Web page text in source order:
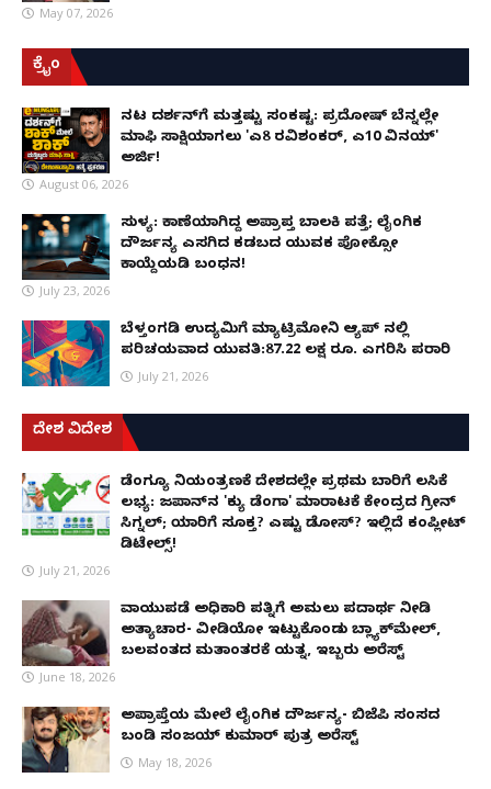
May 07, 2026
ಕ್ರೈಂ
ನಟ ದರ್ಶನ್‌ಗೆ ಮತ್ತಷ್ಟು ಸಂಕಷ್ಟ: ಪ್ರದೋಷ್ ಬೆನ್ನಲ್ಲೇ
ಮಾಫಿ ಸಾಕ್ಷಿಯಾಗಲು 'ಎ8 ರವಿಶಂಕರ್, ಎ10 ವಿನಯ್'
ಅರ್ಜಿ!
August 06, 2026
ಸುಳ್ಯ: ಕಾಣೆಯಾಗಿದ್ದ ಅಪ್ರಾಪ್ತ ಬಾಲಕಿ ಪತ್ತೆ; ಲೈಂಗಿಕ
ದೌರ್ಜನ್ಯ ಎಸಗಿದ ಕಡಬದ ಯುವಕ ಪೋಕ್ಸೋ
ಕಾಯ್ದೆಯಡಿ ಬಂಧನ!
July 23, 2026
ಬೆಳ್ತಂಗಡಿ ಉದ್ಯಮಿಗೆ ಮ್ಯಾಟ್ರಿಮೋನಿ ಆ್ಯಪ್ ನಲ್ಲಿ
ಪರಿಚಯವಾದ ಯುವತಿ:87.22 ಲಕ್ಷ ರೂ. ಎಗರಿಸಿ ಪರಾರಿ
July 21, 2026
ದೇಶ ವಿದೇಶ
ಡೆಂಗ್ಯೂ ನಿಯಂತ್ರಣಕ್ಕೆ ದೇಶದಲ್ಲೇ ಪ್ರಥಮ ಬಾರಿಗೆ ಲಸಿಕೆ
ಲಭ್ಯ: ಜಪಾನ್‌ನ 'ಕ್ಯು ಡೆಂಗಾ' ಮಾರಾಟಕ್ಕೆ ಕೇಂದ್ರದ ಗ್ರೀನ್
ಸಿಗ್ನಲ್; ಯಾರಿಗೆ ಸೂಕ್ತ? ಎಷ್ಟು ಡೋಸ್? ಇಲ್ಲಿದೆ ಕಂಪ್ಲೀಟ್
ಡಿಟೇಲ್ಸ್!
July 21, 2026
ವಾಯುಪಡೆ ಅಧಿಕಾರಿ ಪತ್ನಿಗೆ ಅಮಲು ಪದಾರ್ಥ ನೀಡಿ
ಅತ್ಯಾಚಾರ- ವೀಡಿಯೋ ಇಟ್ಟುಕೊಂಡು ಬ್ಲ್ಯಾಕ್‌ಮೇಲ್,
ಬಲವಂತದ ಮತಾಂತರಕ್ಕೆ ಯತ್ನ, ಇಬ್ಬರು ಅರೆಸ್ಟ್
June 18, 2026
ಅಪ್ರಾಪ್ತೆಯ ಮೇಲೆ ಲೈಂಗಿಕ ದೌರ್ಜನ್ಯ- ಬಿಜೆಪಿ ಸಂಸದ
ಬಂಡಿ ಸಂಜಯ್ ಕುಮಾರ್ ಪುತ್ರ ಅರೆಸ್ಟ್
May 18, 2026